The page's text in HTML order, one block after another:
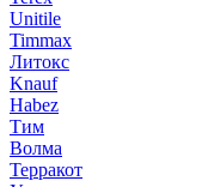
Unitile
Timmax
Литокс
Knauf
Habez
Тим
Волма
Терракот